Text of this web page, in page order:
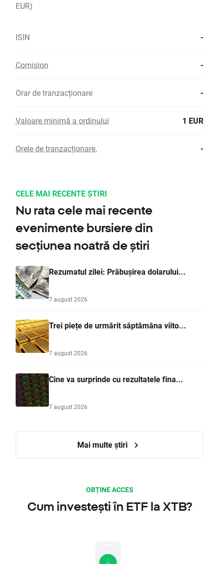
EUR)
ISIN -
Comision -
Orar de tranzacționare -
Valoare minimă a ordinului 1 EUR
Orele de tranzacționare. -
CELE MAI RECENTE ȘTIRI
Nu rata cele mai recente
evenimente bursiere din
secțiunea noatră de știri
Rezumatul zilei: Prăbușirea dolarului...
7 august 2026
Trei piețe de urmărit săptămâna viito...
7 august 2026
Cine va surprinde cu rezultatele fina...
7 august 2026
Mai multe știri
OBȚINE ACCES
Cum investești în ETF la XTB?